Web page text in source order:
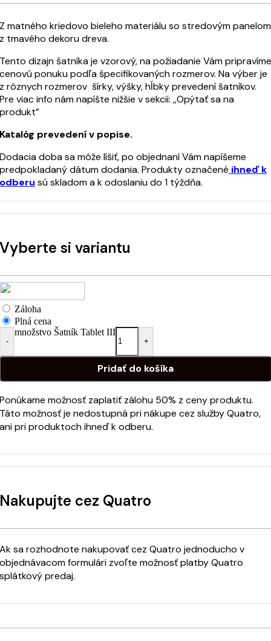
Z matného kriedovo bieleho materiálu so stredovým panelom
z tmavého dekoru dreva.
Tento dizajn šatníka je vzorový, na požiadanie Vám pripravíme
cenovú ponuku podľa špecifikovaných rozmerov. Na výber je
z rôznych rozmerov šírky, výšky, hĺbky prevedení šatníkov.
Pre viac info nám napíšte nižšie v sekcii: ,,Opýtať sa na
produkt”
Katalóg prevedení v popise.
Dodacia doba sa môže líšiť, po objednaní Vám napíšeme
predpokladaný dátum dodania. Produkty označené ihneď k
odberu sú skladom a k odoslaniu do 1 týždňa.
Vyberte si variantu
Záloha
Plná cena
-
množstvo Šatník Tablet III
+
Pridať do košíka
Ponúkame možnosť zaplatiť zálohu 50% z ceny produktu.
Táto možnosť je nedostupná pri nákupe cez služby Quatro,
ani pri produktoch ihneď k odberu.
Nakupujte cez Quatro
Ak sa rozhodnote nakupovať cez Quatro jednoducho v
objednávacom formulári zvoľte možnosť platby Quatro
splátkový predaj.